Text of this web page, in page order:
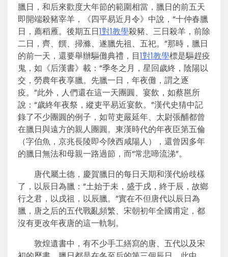
臘日，和后來歡度大年節的範圍相當，臘日的前五天
即開端殺豬宰羊，《四平易近月令》中說，“十仲春臘
日，薦稻雁。後期五日1對1教學殺豬、三日殺羊，前除
二日，齊、饌、掃滌、遂臘先祖、五祀。”那時，臘日
的前一天，還要舉辦驅儺典禮，目1對1教學標是驅趕疫
鬼，如《后漢書》載：“季冬之月，星回歲終，陰陽以
交，勞農年夜享臘。先臘一日，年夜儺，謂之逐
疫。”此外，人們還在這一天團圓、宴飲，如蔡邕所
說：“歲終年夜祭，縱吏平易近宴飲。”漢代史猜中記
錄了不少團圓的例子，如苛吏嚴延年、太尉張酺都曾
在臘日與遠方的親人團圓。東漢時代的年夜臣第五倫
（字伯魚，京兆長陵即今陜西咸陽人），還曾因多年
的臘日無法和母親一路過節，而“常悲啼流涕”。
唐代屬土德，慶賀臘日的每日天期和漢代紛歧樣
了，以辰日為臘：“土始于未，盛于戌，終于辰，故鄉
行之君，以戌祖，以辰臘。”實在不但唐代以辰日為
臘，唐之后的五代戰亂頻繁、宋朝初年全國甫定，都
沒有更改年夜唐的這一軌制。
敦煌遺書中，有不少手工繕寫的唐、五代以及宋